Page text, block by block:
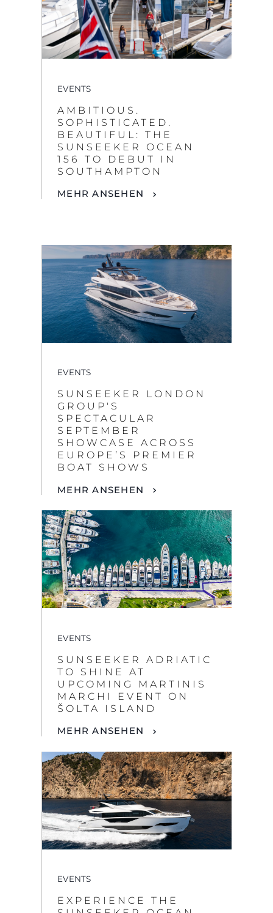
EVENTS
AMBITIOUS.
SOPHISTICATED.
BEAUTIFUL: THE
SUNSEEKER OCEAN
156 TO DEBUT IN
SOUTHAMPTON
MEHR ANSEHEN
EVENTS
SUNSEEKER LONDON
GROUP'S
SPECTACULAR
SEPTEMBER
SHOWCASE ACROSS
EUROPE’S PREMIER
BOAT SHOWS
MEHR ANSEHEN
EVENTS
SUNSEEKER ADRIATIC
TO SHINE AT
UPCOMING MARTINIS
MARCHI EVENT ON
ŠOLTA ISLAND
MEHR ANSEHEN
EVENTS
EXPERIENCE THE